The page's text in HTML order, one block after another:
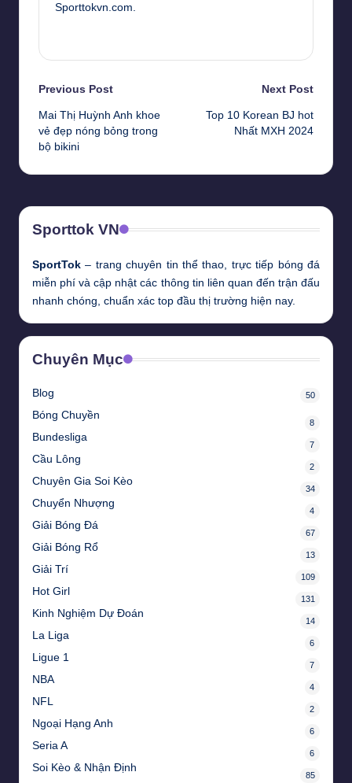
Sporttokvn.com.
Post
navigation
Previous Post
Mai Thị Huỳnh Anh khoe
vẻ đẹp nóng bỏng trong
bộ bikini
Next Post
Top 10 Korean BJ hot
Nhất MXH 2024
Sporttok VN
SportTok – trang chuyên tin thể thao, trực tiếp bóng đá
miễn phí và cập nhật các thông tin liên quan đến trận đấu
nhanh chóng, chuẩn xác top đầu thị trường hiện nay.
Chuyên Mục
Blog 50
Bóng Chuyền
8
Bundesliga
7
Cầu Lông
2
Chuyên Gia Soi Kèo
34
Chuyển Nhượng
4
Giải Bóng Đá
67
Giải Bóng Rổ
13
Giải Trí
109
Hot Girl
131
Kinh Nghiệm Dự Đoán
14
La Liga
6
Ligue 1
7
NBA
4
NFL
2
Ngoại Hạng Anh
6
Seria A
6
Soi Kèo & Nhận Định
85